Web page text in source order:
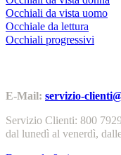
Occhiali da vista uomo
Occhiale da lettura
Occhiali progressivi
E-Mail: servizio-
Servizio Clienti: 800
dal lunedì al venerdì,